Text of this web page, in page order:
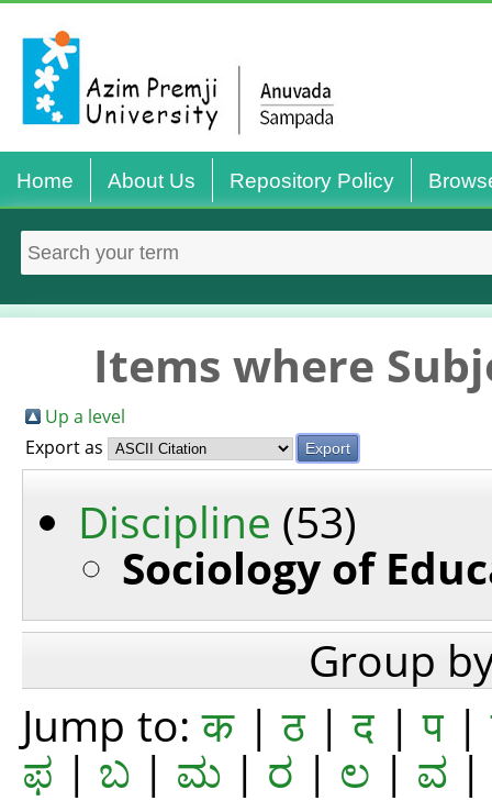
Home About Us Repository Policy
Items where
Up a level
Export as
Discipline (53)
Sociology of
Group
Jump to:क|ठ|द |प|
ಫ | ಬ | ಮ |ರ |ಲ | ವ |